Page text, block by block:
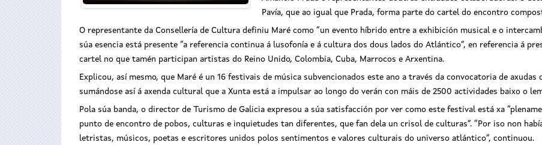
Pavía, que ao igual que Prada, forma parte do cartel do encontro
O representante da Consellería de Cultura definiu Maré como “un evento híbrido entre a exhibición musical e o
súa esencia está presente “a referencia continua á lusofonía e á cultura dos dous lados do Atlántico”, en referencia á
cartel no que tamén participan artistas do Reino Unido, Colombia, Cuba, Marrocos e Arxentina.
Explicou, así mesmo, que Maré é un 16 festivais de música subvencionados este ano a través da convocatoria de
sumándose así á axenda cultural que a Xunta está a impulsar ao longo do verán con máis de 2500 actividades baixo o
Pola súa banda, o director de Turismo de Galicia expresou a súa satisfacción por ver como este festival está xa
punto de encontro de pobos, culturas e inquietudes tan diferentes, que fan dela un crisol de culturas”. “Por iso non
letristas, músicos, poetas e escritores unidos polos sentimentos e valores culturais do universo atlántico”, continuou.